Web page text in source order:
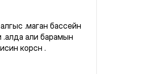
али барамын
корсн .